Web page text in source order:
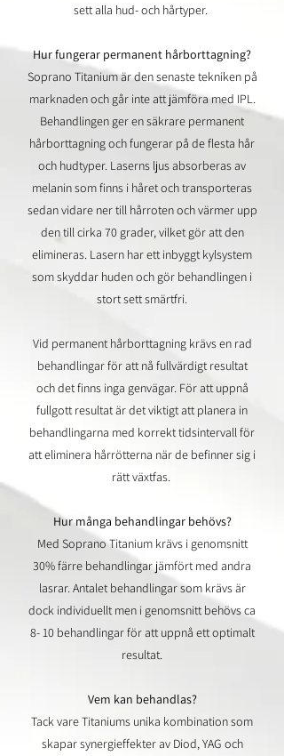
sett alla hud- och hårtyper.
Hur fungerar permanent hårborttagning?
Soprano Titanium är den senaste tekniken på
marknaden och går inte att jämföra med IPL.
Behandlingen ger en säkrare permanent
hårborttagning och fungerar på de flesta hår
och hudtyper. Laserns ljus absorberas av
melanin som finns i håret och transporteras
sedan vidare ner till hårroten och värmer upp
den till cirka 70 grader, vilket gör att den
elimineras. Lasern har ett inbyggt kylsystem
som skyddar huden och gör behandlingen i
stort sett smärtfri.
Vid permanent hårborttagning krävs en rad
behandlingar för att nå fullvärdigt resultat
och det finns inga genvägar. För att uppnå
fullgott resultat är det viktigt att planera in
behandlingarna med korrekt tidsintervall för
att eliminera hårrötterna när de befinner sig i
rätt växtfas.
Hur många behandlingar behövs?
Med Soprano Titanium krävs i genomsnitt
30% färre behandlingar jämfört med andra
lasrar. Antalet behandlingar som krävs är
dock individuellt men i genomsnitt behövs ca
8- 10 behandlingar för att uppnå ett optimalt
resultat.
Vem kan behandlas?
Tack vare Titaniums unika kombination som
skapar synergieffekter av Diod, YAG och